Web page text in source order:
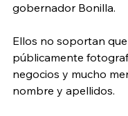
gobernador Bonilla.
Ellos no soportan
públicamente
negocios y mucho
nombre y apellidos.